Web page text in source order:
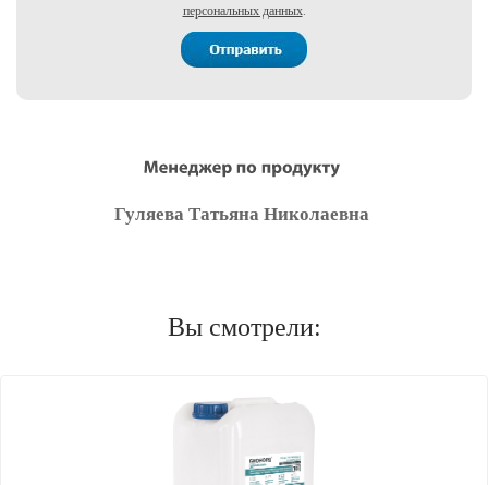
персональных данных.
Гуляева Татьяна Николаевна
Вы смотрели: